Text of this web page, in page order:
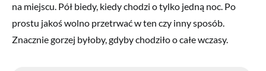
na miejscu. Pół biedy, kiedy chodzi o tylko jedną noc. Po
prostu jakoś wolno przetrwać w ten czy inny sposób.
Znacznie gorzej byłoby, gdyby chodziło o całe wczasy.